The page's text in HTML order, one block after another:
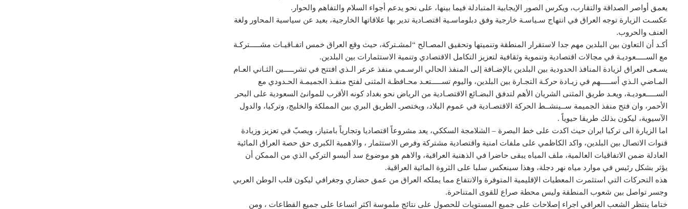
يعمق أواصر الصداقة والتقارب، ويكرس الصور الإيجابية المتبادلة فيما بينها، على نحو يدعم أجواء السلام والتفاهم والحوار.
عكسـت الزيارة توجه العراق في انتهاج سـياسـة خارجية وفق دبلوماسـية اقتصـادية تدير بها علاقاتها الخارجية، بعيد عن سياسية المحاور ولغة
العنف والحروب.
أكـد أن التعاون بين البلدين مهم جدا لاستقرار المنطقة وتنميتها وتحقيق المصـالح “لمشـتركة، حيث وقع العراق خمس اتفـاقيـات مشـــــتركـة
مع الســـــعوديـة في مجالات اقتصادية وتنموية وثقافية لتعزيز التكامل الاقتصادي وتنمية الاستثمارات بين البلدين.
يسـعى العراق لزيادة المنافذ الحدودية بين البلدين بالإضـافة إلى المنفذ الحالي الرسـمي منفذ عرعر الـذي افتتح في تشرـــــين الثـاني العـام
المـاضي الـذي أســـــهم في زيـادة حركـة التجـارة بين البلدين، واليوم تســـــتعـد محـافظـة المثنى لفتح منفـذ الجميمـة الحـدودي مع
الســـــعوديـة، ويعـد طريق المثنى الشريان الأهم لتدفق البضـائع الاقتصـادية من الرياض نحو بغداد كونه الأقرب للموانئ السعودية على البحر
الأحمر، وان فتح منفذ الجميمة ســينشــط الحركة الاقتصـادية في عموم البلاد، ويختصرـ الطريق البري بين المملكة والخليج، وتركيا، والدول
الآسيوية، ليكون بذلك طريقا حيوياً .
اما الزيارة الى تركيا ايران حيث اكدت على خط البصرة – الشلامجة السككي، يعد مشروعاً اقتصاديا وتجارياً بامتياز، ويصبّ في تعزيز وزيادة
قنوات الاتصال بين البلدين، واكد الكاظمي على ملفات امنية واقتصادية مشتركة وفرص الاستثمار ، والاهمية الكبرى حق حصة العراق المائية
العادلة ضمن الاتفاقيات العالمية، ملف المياه يبقى حاضرا في الذهنية العراقية، والاهم هو موضوع سد أليسو التركي الذي من الممكن أن
يؤثر بشكل رئيس في موارد مياه نهر دجلة، وهذا سينعكس سلبا على الثروة المائية العراقية.
هذه التحركات التي استثمرت المعطيات الإقليمية المتوفرة والانتفاع مما يملكه العراق من عمق حضاري وجغرافي ليكون قلب الوطن العربي
وجسر تواصل بين شعوب المنطقة وليس محطة صراع للقوى المتناحرة.
ختاما ينتظر الشعب العراقي اجراء إصلاحات على جميع المستويات للحصول على نتائج ملموسة اكثر اتساعا على جميع القطاعات ، ومن